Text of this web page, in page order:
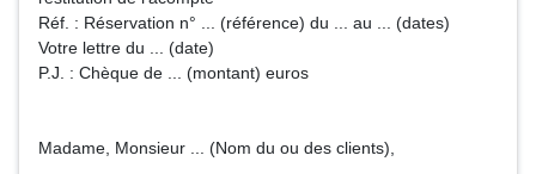
Réf. : Réservation n° ... (référence) du ... au ... (dates)
Votre lettre du ... (date)
P.J. : Chèque de ... (montant) euros
Madame, Monsieur ... (Nom du ou des clients),